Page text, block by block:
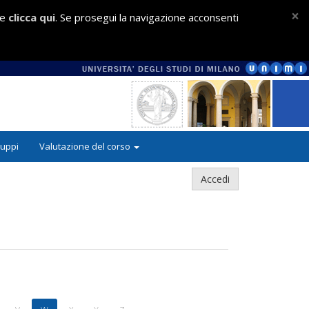
×
clicca qui. Se prosegui la navigazione acconsenti
Valutazione del corso
Accedi